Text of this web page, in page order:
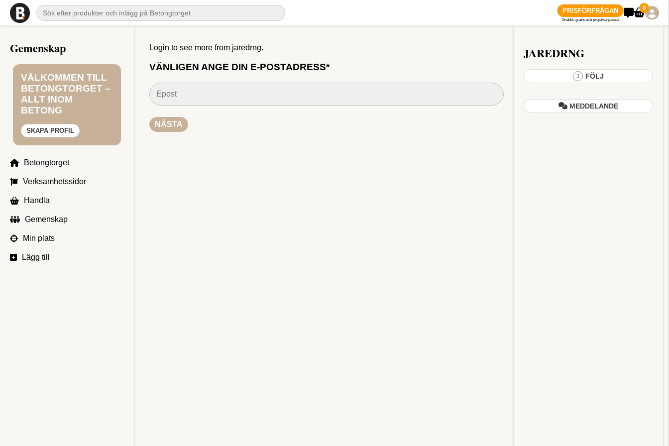
PRISFÖRFRÅGAN
Snabbt, gratis och projektanpassat
0
Gemenskap
VÄLKOMMEN TILL
BETONGTORGET –
ALLT INOM
BETONG
SKAPA PROFIL
Betongtorget
Verksamhetssidor
Handla
Gemenskap
Min plats
Lägg till
Login to see more from jaredrng.
VÄNLIGEN ANGE DIN E-POSTADRESS*
JAREDRNG
J FÖLJ
MEDDELANDE